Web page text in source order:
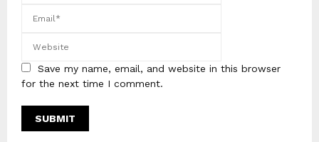
Save my name, email, and website in this browser
for the next time I comment.